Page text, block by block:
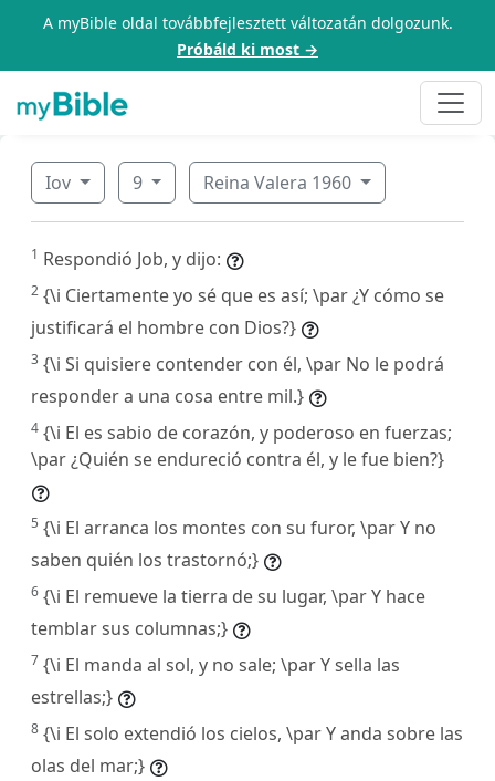
A myBible oldal továbbfejlesztett változatán dolgozunk.
Próbáld ki most →
Iov 9 Reina Valera 1960
1 Respondió Job, y dijo:
2 {\i Ciertamente yo sé que es así; \par ¿Y cómo se
justificará el hombre con Dios?}
3 {\i Si quisiere contender con él, \par No le podrá
responder a una cosa entre mil.}
4 {\i El es sabio de corazón, y poderoso en fuerzas;
\par ¿Quién se endureció contra él, y le fue bien?}
5 {\i El arranca los montes con su furor, \par Y no
saben quién los trastornó;}
6 {\i El remueve la tierra de su lugar, \par Y hace
temblar sus columnas;}
7 {\i El manda al sol, y no sale; \par Y sella las
estrellas;}
8 {\i El solo extendió los cielos, \par Y anda sobre las
olas del mar;}